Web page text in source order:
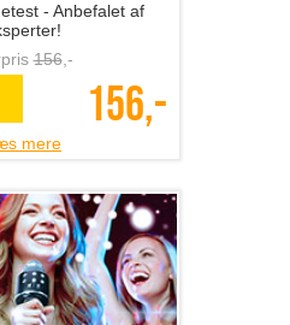
- Anbefalet af
156,-
156,-
mere